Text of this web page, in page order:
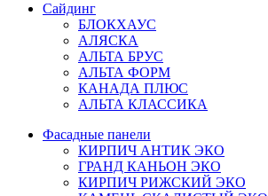
Сайдинг
БЛОКХАУС
АЛЯСКА
АЛЬТА БРУС
АЛЬТА ФОРМ
КАНАДА ПЛЮС
АЛЬТА КЛАССИКА
Фасадные панели
КИРПИЧ АНТИК ЭКО
ГРАНД КАНЬОН ЭКО
КИРПИЧ РИЖСКИЙ ЭКО